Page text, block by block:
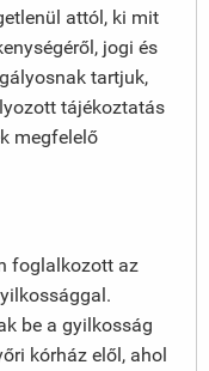
attól, ki mit
jogi és
tartjuk,
tájékoztatás
megfelelő
foglalkozott az
be a gyilkosság
kórház elől, ahol